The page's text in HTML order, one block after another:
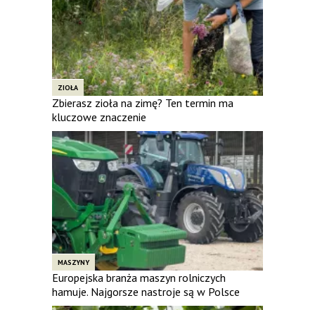
ZIOŁA
Zbierasz zioła na zimę? Ten termin ma
kluczowe znaczenie
MASZYNY
Europejska branża maszyn rolniczych
hamuje. Najgorsze nastroje są w Polsce